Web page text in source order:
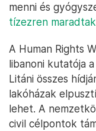
menni és
tízezren maradtak
A Human Rights
libanoni kutatója
Litáni összes
lakóházak
lehet. A
civil célpontok